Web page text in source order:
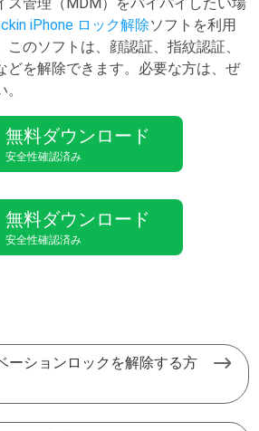
ス管理（MDM）をバイパイしたい場
iPhone ロック解除ソフトを利用
のソフトは、顔認証、指紋認証、
どを解除できます。必要な方は、ぜ
無料ダウンロード
安全性確認済み
無料ダウンロード
安全性確認済み
ーションロックを解除する方